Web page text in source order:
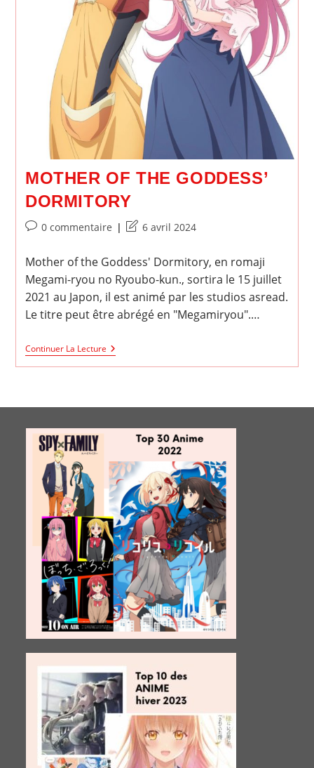
MOTHER OF THE GODDESS’
DORMITORY
Commentaires
la
0 commentaire
Dernière
de
publication :
6 avril 2024
Mother of the Goddess' Dormitory, en romaji
Megami-ryou no Ryoubo-kun., sortira le 15 juillet
2021 au Japon, il est animé par les studios asread.
Le titre peut être abrégé en "Megamiryou".…
Continuer La LectureMother
Of
The